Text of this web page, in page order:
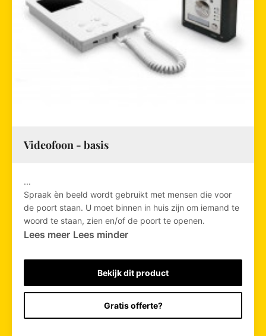
Videofoon - basis
...
Spraak èn beeld wordt gebruikt met mensen die voor
de poort staan. U moet binnen in huis zijn om iemand te
woord te staan, zien en/of de poort te openen.
Lees meer Lees minder
Bekijk dit product
Gratis offerte?